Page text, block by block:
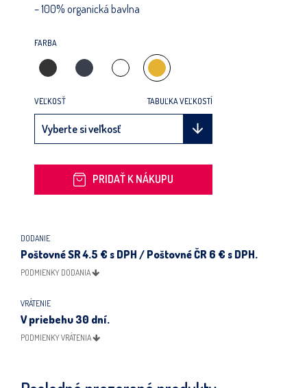
– 100% organická bavlna
FARBA
VEĽKOSŤ TABUĽKA VEĽKOSTÍ
PRIDAŤ K NÁKUPU
DODANIE
Poštovné SR 4.5 € s DPH / Poštovné ČR 6 € s DPH.
PODMIENKY DODANIA
VRÁTENIE
V priebehu 30 dní.
PODMIENKY VRÁTENIA